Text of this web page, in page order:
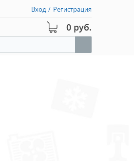
Вход / Регистрация
0 руб.